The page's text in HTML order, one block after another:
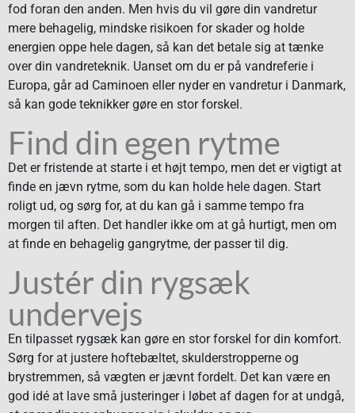
fod foran den anden. Men hvis du vil gøre din vandretur
mere behagelig, mindske risikoen for skader og holde
energien oppe hele dagen, så kan det betale sig at tænke
over din vandreteknik. Uanset om du er på vandreferie i
Europa, går ad Caminoen eller nyder en vandretur i Danmark,
så kan gode teknikker gøre en stor forskel.
Find din egen rytme
Det er fristende at starte i et højt tempo, men det er vigtigt at
finde en jævn rytme, som du kan holde hele dagen. Start
roligt ud, og sørg for, at du kan gå i samme tempo fra
morgen til aften. Det handler ikke om at gå hurtigt, men om
at finde en behagelig gangrytme, der passer til dig.
Justér din rygsæk
undervejs
En tilpasset rygsæk kan gøre en stor forskel for din komfort.
Sørg for at justere hoftebæltet, skulderstropperne og
brystremmen, så vægten er jævnt fordelt. Det kan være en
god idé at lave små justeringer i løbet af dagen for at undgå,